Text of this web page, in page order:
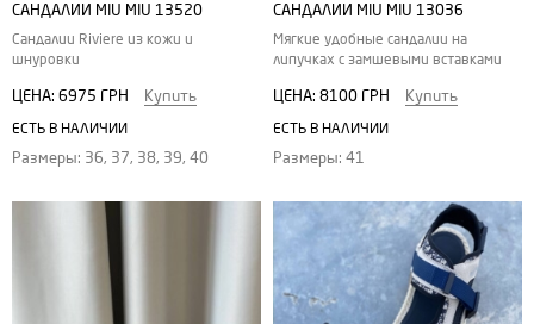
САНДАЛИИ MIU MIU 13520
Сандалии Riviere из кожи и
шнуровки
ЦЕНА: 6975 ГРН Купить
ЕСТЬ В НАЛИЧИИ
Размеры: 36, 37, 38, 39, 40
САНДАЛИИ MIU MIU 13036
Мягкие удобные сандалии на
липучках с замшевыми вставками
ЦЕНА: 8100 ГРН Купить
ЕСТЬ В НАЛИЧИИ
Размеры: 41